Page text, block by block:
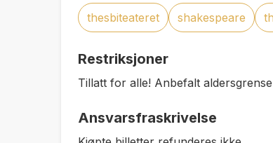
thesbiteateret shakespeare
Restriksjoner
Tillatt for alle! Anbefalt aldersgrense
Ansvarsfraskrivelse